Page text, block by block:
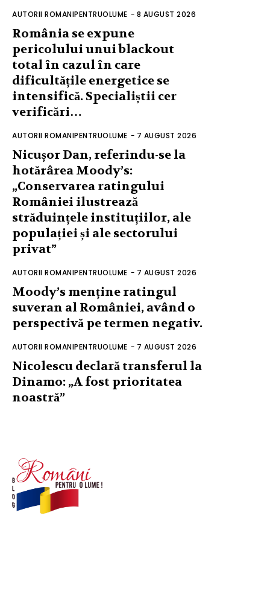
AUTORII ROMANIPENTRUOLUME - 8 AUGUST 2026
România se expune
pericolului unui blackout
total în cazul în care
dificultățile energetice se
intensifică. Specialiștii cer
verificări…
AUTORII ROMANIPENTRUOLUME - 7 AUGUST 2026
Nicușor Dan, referindu-se la
hotărârea Moody’s:
„Conservarea ratingului
României ilustrează
străduințele instituțiilor, ale
populației și ale sectorului
privat”
AUTORII ROMANIPENTRUOLUME - 7 AUGUST 2026
Moody’s menține ratingul
suveran al României, având o
perspectivă pe termen negativ.
AUTORII ROMANIPENTRUOLUME - 7 AUGUST 2026
Nicolescu declară transferul la
Dinamo: „A fost prioritatea
noastră”